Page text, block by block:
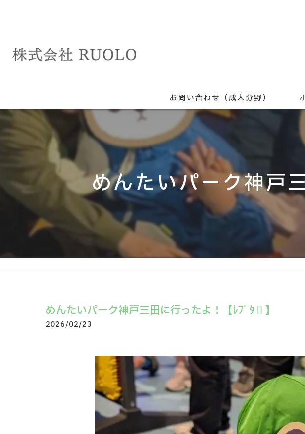
お問い合わせ（成人分野）
めんたいパーク神戸
めんたいパーク神戸三田に行ったよ！【ﾚﾌﾟﾀⅡ】
2026/02/23